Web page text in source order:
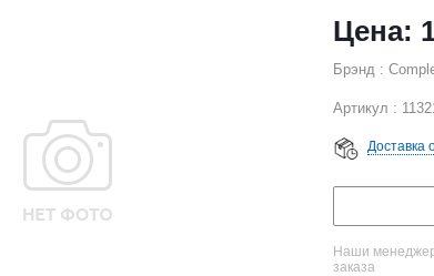
Брэнд :
Артикул :
Доставка
Наши
заказа